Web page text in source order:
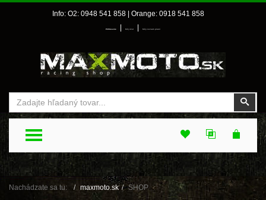
Info: O2: 0948 541 858 | Orange: 0918 541 858
Prihlásenie Môj účet Môj zoznam prianí
TOGGLE MENU
Nachádzate sa tu: maxmoto.sk SHOP